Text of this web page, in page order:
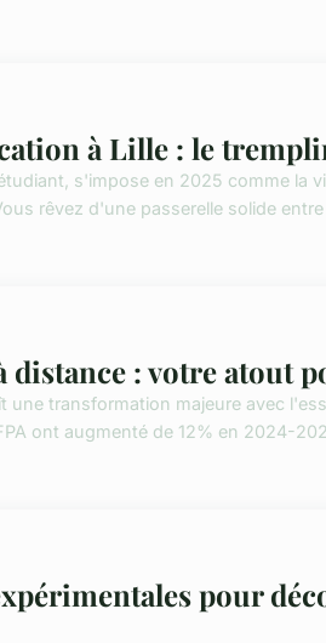
à Lille : le
s'impose en 2025 comme la
rêvez d'une passerelle solide
distance : votre atout
une transformation majeure avec
ont augmenté de 12% en 2024-
pour